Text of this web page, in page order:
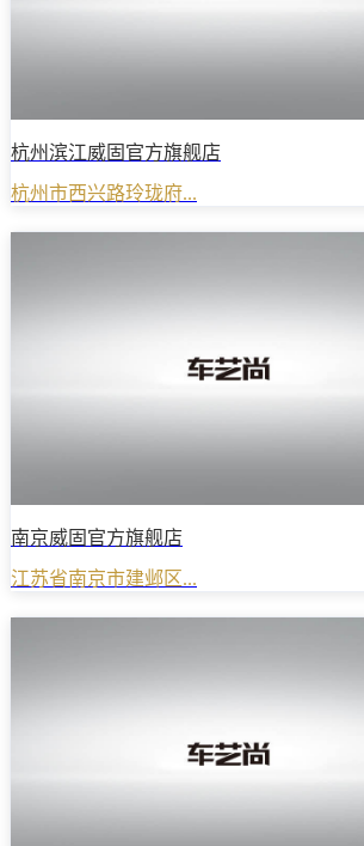
杭州滨江威固官方旗舰店
杭州市西兴路玲珑府...
南京威固官方旗舰店
江苏省南京市建邺区...